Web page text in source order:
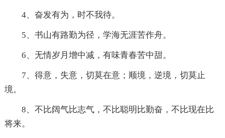
4、奋发有为，时不我待。
5、书山有路勤为径，学海无涯苦作舟。
6、无情岁月增中减，有味青春苦中甜。
7、得意，失意，切莫在意；顺境，逆境，切莫止
境。
8、不比阔气比志气，不比聪明比勤奋，不比现在比
将来。